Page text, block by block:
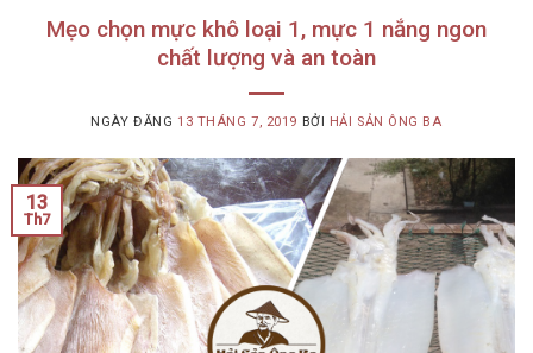
Mẹo chọn mực khô loại 1, mực 1 nắng ngon
chất lượng và an toàn
NGÀY ĐĂNG 13 THÁNG 7, 2019 BỞI HẢI SẢN ÔNG BA
13
Th7